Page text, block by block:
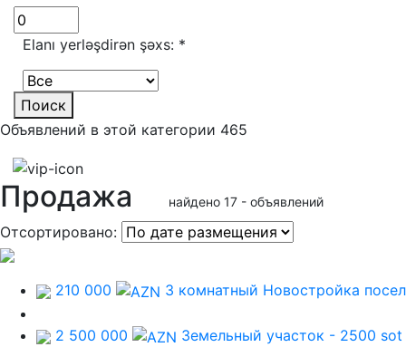
Elanı yerləşdirən şəxs: *
Поиск
Объявлений в этой категории 465
Продажа найдено 17 - объявлений
Отсортировано:
210 000 3 комнатный Новостройка
2 500 000 Земельный участок - 2500 sot